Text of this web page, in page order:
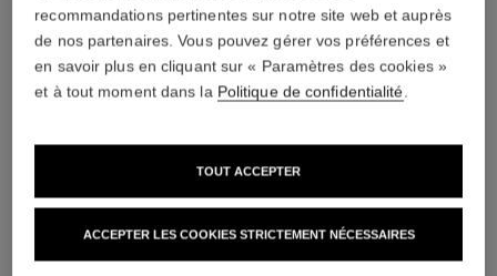
chance eau fraîche
Eau de Parfum Vaporisateur
Réf. 136150
hydra beauty crème
Hydratation Protection Éclat
Réf. 143030
recommandations pertinentes sur notre site web et auprès
de nos partenaires. Vous pouvez gérer vos préférences et
en savoir plus en cliquant sur « Paramètres des cookies »
et à tout moment dans la Politique de confidentialité.
ACCEPTER LES COOKIES STRICTEMENT NÉCESSAIRES
TOUT ACCEPTER